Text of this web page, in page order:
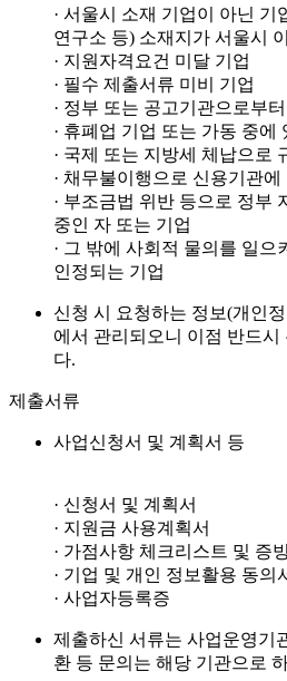
· 서울시 소재 기업이 아닌 기
연구소 등) 소재지가 서울시
· 지원자격요건 미달 기업
· 필수 제출서류 미비 기업
· 정부 또는 공고기관으로부
· 휴폐업 기업 또는 가동 중에
· 국제 또는 지방세 체납으로
· 채무불이행으로 신용기관
· 부조금법 위반 등으로 정부
중인 자 또는 기업
· 그 밖에 사회적 물의를 일으
인정되는 기업
신청 시 요청하는 정보(개인
에서 관리되오니 이점 반드시
다.
제출서류
사업신청서 및 계획서 등
· 신청서 및 계획서
· 지원금 사용계획서
· 가점사항 체크리스트 및 증
· 기업 및 개인 정보활용 동의
· 사업자등록증
제출하신 서류는 사업운영기
환 등 문의는 해당 기관으로